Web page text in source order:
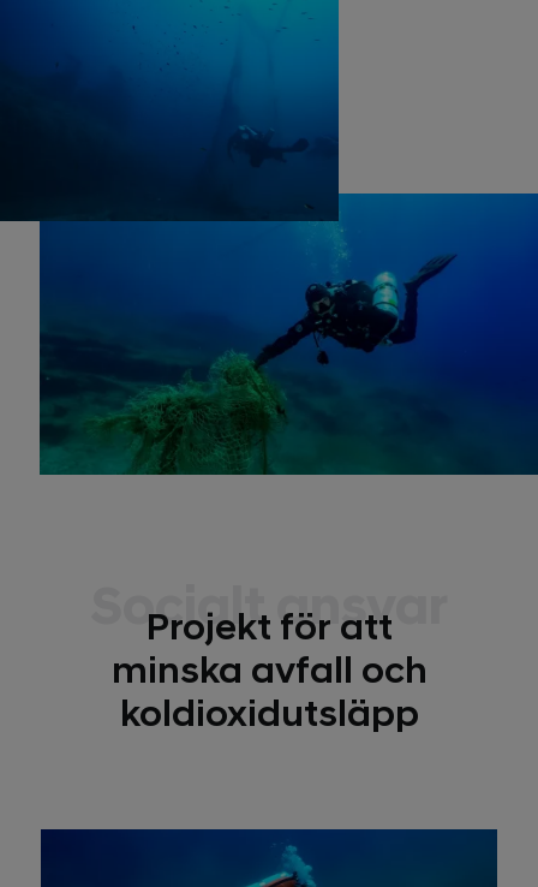
Socialt ansvar
Projekt för att
minska avfall och
koldioxidutsläpp